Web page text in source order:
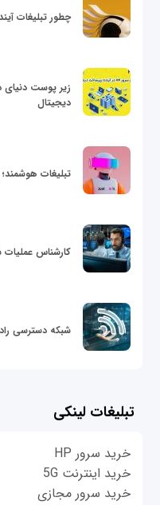
چطور تبلیغات
دیجیتال
تبلیغات
کارشناس
شبکه دسترسی
تبلیغات لینکی
خرید سرور HP
خرید اینترنت 5G
خرید سرور مجازی